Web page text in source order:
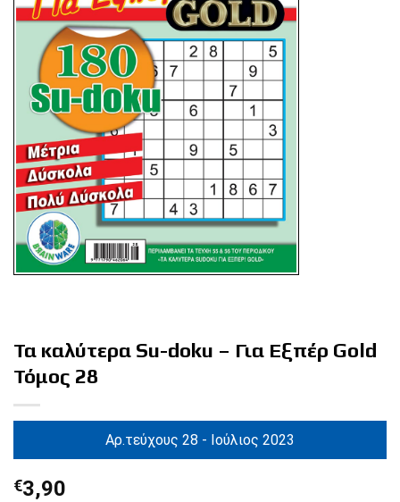
Τα καλύτερα Su-doku – Για Εξπέρ Gold
Τόμος 28
Αρ.τεύχους 28 - Ιούλιος 2023
€3,90